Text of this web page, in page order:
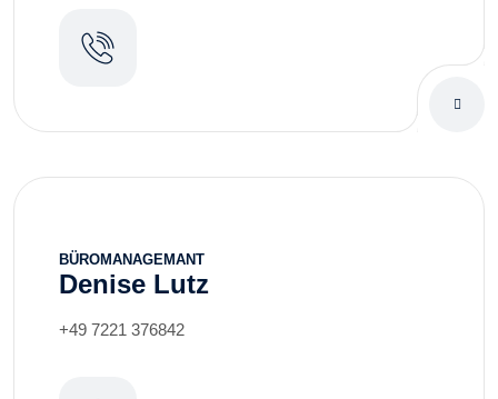
BÜROMANAGEMANT
Denise Lutz
+49 7221 376842